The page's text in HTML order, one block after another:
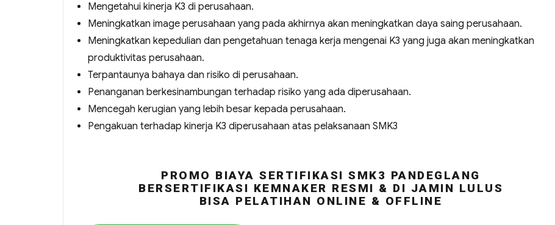
Mengetahui kinerja K3 di perusahaan.
Meningkatkan image perusahaan yang pada akhirnya akan meningkatkan daya saing perusahaan.
Meningkatkan kepedulian dan pengetahuan tenaga kerja mengenai K3 yang juga akan meningkatkan
produktivitas perusahaan.
Terpantaunya bahaya dan risiko di perusahaan.
Penanganan berkesinambungan terhadap risiko yang ada diperusahaan.
Mencegah kerugian yang lebih besar kepada perusahaan.
Pengakuan terhadap kinerja K3 diperusahaan atas pelaksanaan SMK3
PROMO BIAYA SERTIFIKASI SMK3 PANDEGLANG
BERSERTIFIKASI KEMNAKER RESMI & DI JAMIN LULUS
BISA PELATIHAN ONLINE & OFFLINE